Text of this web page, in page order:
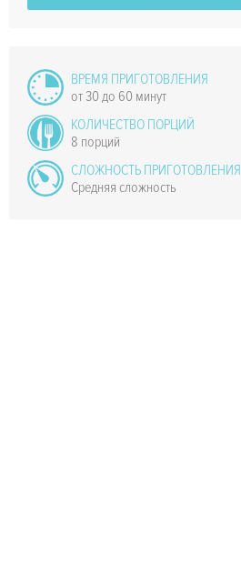
ВРЕМЯ ПРИГОТОВЛЕНИЯ
от 30 до 60 минут
КОЛИЧЕСТВО ПОРЦИЙ
8 порций
СЛОЖНОСТЬ ПРИГОТОВЛЕНИЯ
Средняя сложность